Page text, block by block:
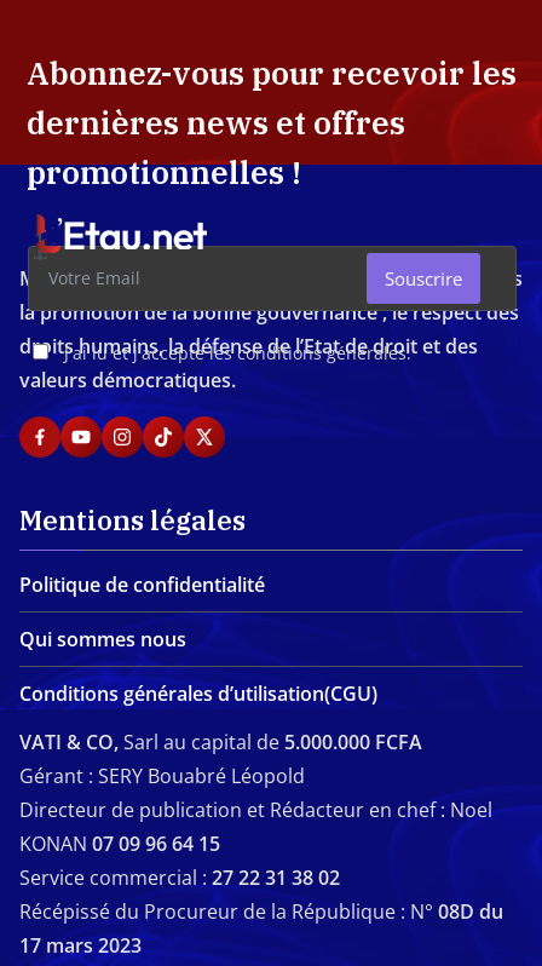
Abonnez-vous pour recevoir les
dernières news et offres
promotionnelles !
J'ai lu et j'accepte les conditions générales.
Souscrire
Média d'investigation ivoirien résolument engagé dans
la promotion de la bonne gouvernance , le respect des
droits humains, la défense de l’Etat de droit et des
valeurs démocratiques.
Mentions légales
Politique de confidentialité
Qui sommes nous
Conditions générales d’utilisation(CGU)
VATI & CO,Sarl au capital de 5.000.000 FCFA
Gérant : SERY Bouabré Léopold
Directeur de publication et Rédacteur en chef : Noel
KONAN 07 09 96 64 15
Service commercial :27 22 31 38 02
Récépissé du Procureur de la République : N° 08D du
17 mars 2023